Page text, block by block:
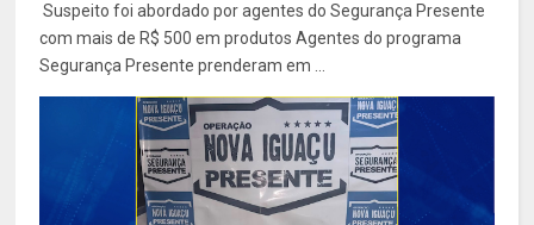
Suspeito foi abordado por agentes do Segurança Presente
com mais de R$ 500 em produtos Agentes do programa
Segurança Presente prenderam em ...